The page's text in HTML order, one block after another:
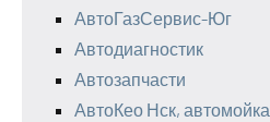
АвтоГазСервис-Юг
Автодиагностик
Автозапчасти
АвтоКео Нск,